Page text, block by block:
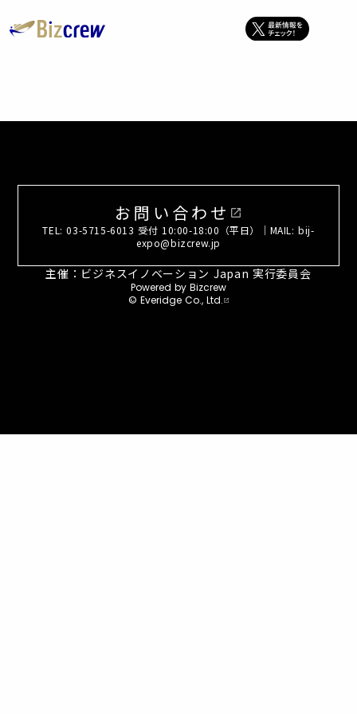
お問い合わせ open_in_new
TEL: 03-5715-6013 受付 10:00-18:00（平日）｜MAIL: bij-
expo@bizcrew.jp
主催：ビジネスイノベーション Japan 実行委員会
Powered by Bizcrew
© Everidge Co., Ltd. open_in_new